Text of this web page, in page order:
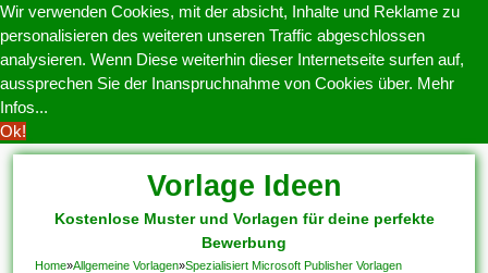
Wir verwenden Cookies, mit der absicht, Inhalte und Reklame zu
personalisieren des weiteren unseren Traffic abgeschlossen
analysieren. Wenn Diese weiterhin dieser Internetseite surfen auf,
aussprechen Sie der Inanspruchnahme von Cookies über. Mehr
Infos...
Ok!
Vorlage Ideen
Kostenlose Muster und Vorlagen für deine perfekte
Bewerbung
Home»Allgemeine Vorlagen»Spezialisiert Microsoft Publisher Vorlagen